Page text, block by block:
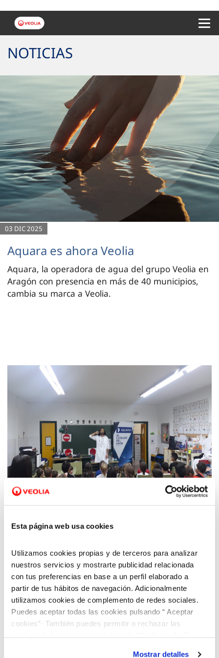
Esta página web usa cookies
Utilizamos cookies propias y de terceros para analizar
nuestros servicios y mostrarte publicidad relacionada
con tus preferencias en base a un perfil elaborado a
partir de tus hábitos de navegación. Adicionalmente
utilizamos cookies de complemento de redes sociales.
Puedes aceptar todas las cookies pulsando “ Aceptar
cookies”· También puedes permitir o rechazar las
Mostrar detalles
NOTICIAS
03 DIC 2025
Aquara es ahora Veolia
Aquara, la operadora de agua del grupo Veolia en
Aragón con presencia en más de 40 municipios,
cambia su marca a Veolia.
25 OCT 2019
aulas de Primaria de Alcañiz, Valmuel,